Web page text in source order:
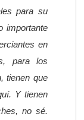
para su
importante
en
para los
tienen que
Y tienen
no sé.